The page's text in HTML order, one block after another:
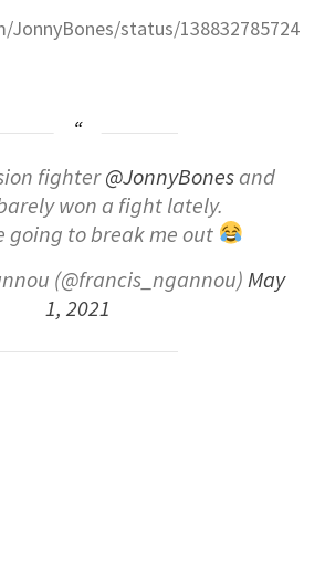
status/138832785724
fighter@JonnyBonesand
won a fight lately.
going to break me out
(@francis_ngannou)May
1, 2021